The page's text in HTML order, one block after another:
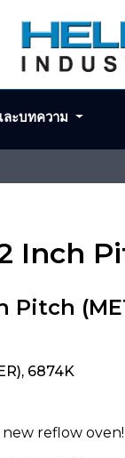
Inch
Pitch
6874K
reflow oven!
ละบทความ